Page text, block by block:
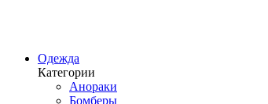
Одежда
Категории
Анораки
Бомберы